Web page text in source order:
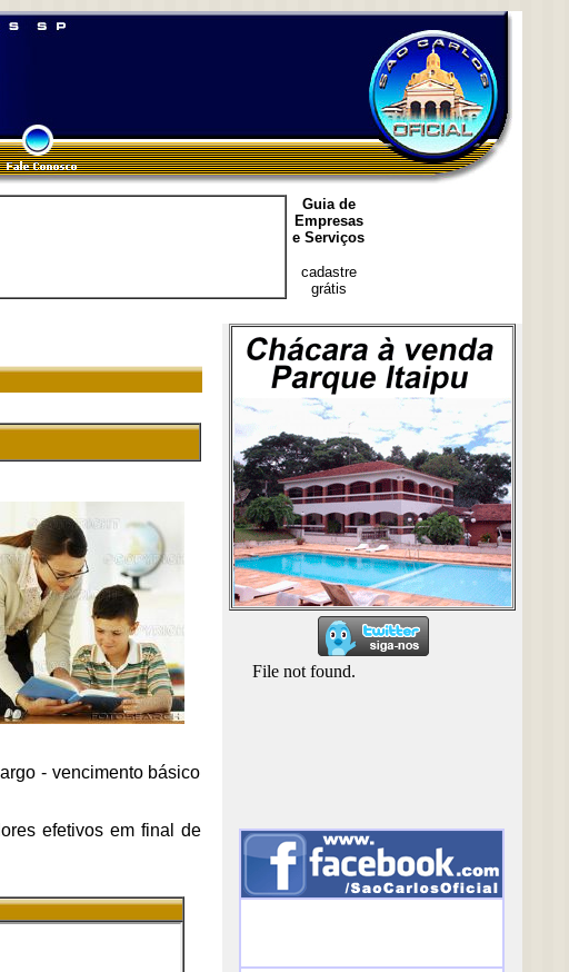
Guia de
Empresas
e Serviços
cadastre
grátis
- vencimento básico
efetivos em final de